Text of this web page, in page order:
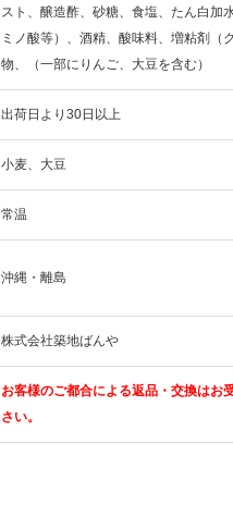
スト、醸造酢、砂糖、食塩、たん白加
ミノ酸等）、酒精、酸味料、増粘剤（
物、（一部にりんご、大豆を含む）
出荷日より30日以上
小麦、大豆
常温
沖縄・離島
株式会社築地ばんや
お客様のご都合による返品・交換はお
さい。